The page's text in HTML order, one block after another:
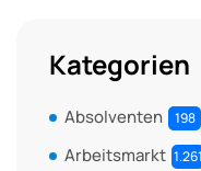
Kategorien
Absolventen 198
Arbeitsmarkt 1.261